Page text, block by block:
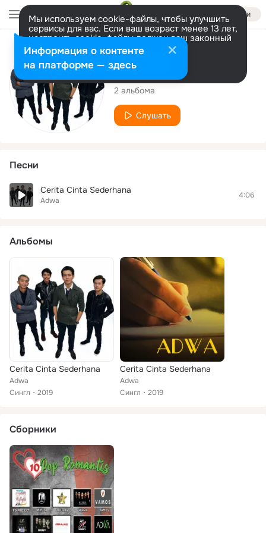
Войти
Мы используем cookie-файлы, чтобы улучшить
сервисы для вас. Если ваш возраст менее 13 лет,
настроить cookie-файлы должен ваш законный
представитель. Больше информации
Разрешить все Настроить
Исполнитель
Adwa
2 альбома
Слушать
Песни
Cerita Cinta Sederhana
Adwa
4:06
Альбомы
Cerita Cinta Sederhana
Adwa
Сингл
2019
Cerita Cinta Sederhana
Adwa
Сингл
2019
Сборники
Информация о контенте
на платформе — здесь